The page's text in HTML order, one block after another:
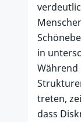
in
treten,
dass